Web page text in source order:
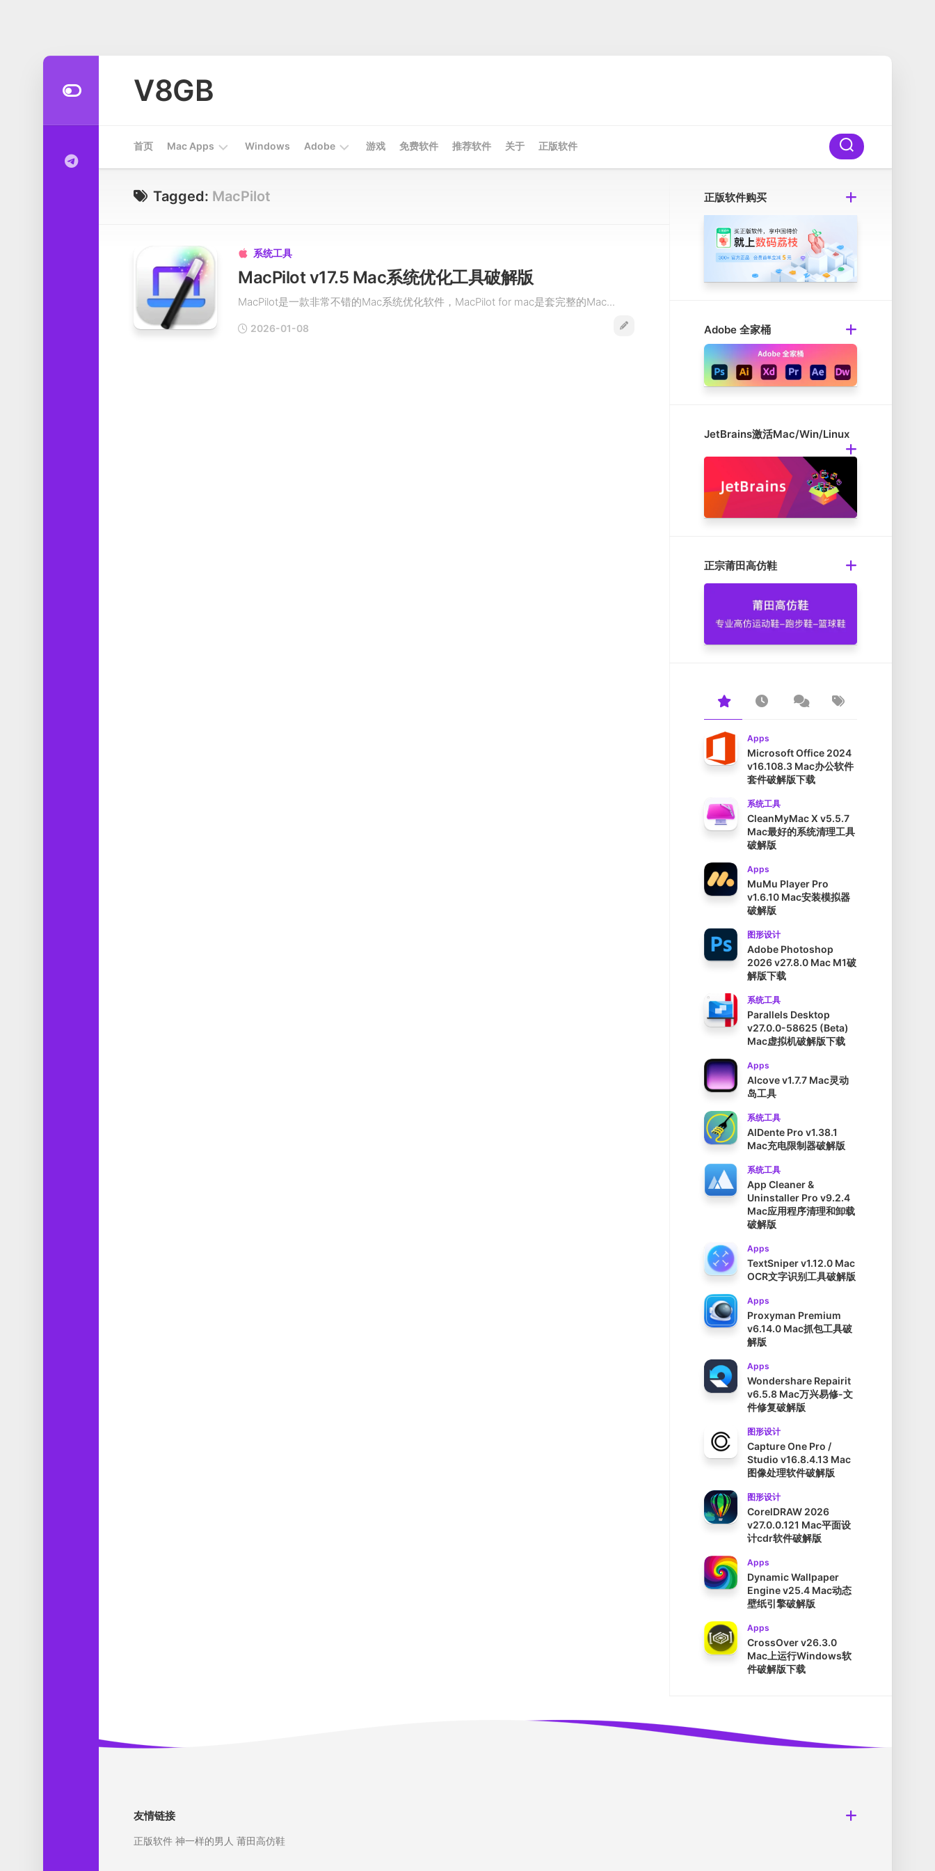
V8GB
首页 Mac Apps
Apps
工
具
系
统
具
Windows Adobe 游戏 免费软件 推荐软件 关于 正版软件
Tagged: MacPilot
 系统工具
MacPilot v17.5 Mac系统优化工具破解版
MacPilot是一款非常不错的Mac系统优化软件，MacPilot for mac是套完整的Mac...
2026-01-08
正版软件购买
Adobe 全家桶
JetBrains激活Mac/Win/Linux
正宗莆田高仿鞋
Apps
Microsoft Office 2024
v16.108.3 Mac办公软件
套件破解版下载
系统工具
CleanMyMac X v5.5.7
Mac最好的系统清理工具
破解版
Apps
MuMu Player Pro
v1.6.10 Mac安装模拟器
破解版
图形设计
Adobe Photoshop
2026 v27.8.0 Mac M1破
解版下载
系统工具
Parallels Desktop
v27.0.0-58625 (Beta)
Mac虚拟机破解版下载
Apps
Alcove v1.7.7 Mac灵动
岛工具
系统工具
AlDente Pro v1.38.1
Mac充电限制器破解版
系统工具
App Cleaner &
Uninstaller Pro v9.2.4
Mac应用程序清理和卸载
破解版
Apps
TextSniper v1.12.0 Mac
OCR文字识别工具破解版
Apps
Proxyman Premium
v6.14.0 Mac抓包工具破
解版
Apps
Wondershare Repairit
v6.5.8 Mac万兴易修-文
件修复破解版
图形设计
Capture One Pro /
Studio v16.8.4.13 Mac
图像处理软件破解版
图形设计
CorelDRAW 2026
v27.0.0.121 Mac平面设
计cdr软件破解版
Apps
Dynamic Wallpaper
Engine v25.4 Mac动态
壁纸引擎破解版
Apps
CrossOver v26.3.0
Mac上运行Windows软
件破解版下载
友情链接
正版软件 神一样的男人 莆田高仿鞋